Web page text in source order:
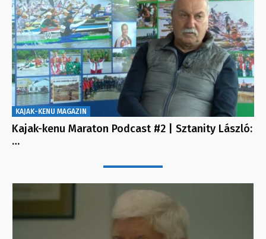
KAJAK-KENU MAGAZIN
Kajak-kenu Maraton Podcast #2 | Sztanity László:
…